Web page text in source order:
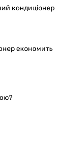
кондиціонер
економить